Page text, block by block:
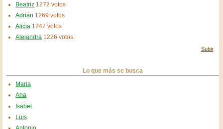
Beatriz 1272 votos
Adrián 1269 votos
Alicia 1247 votos
Alejandra 1226 votos
Subir
Lo que más se busca
Maria
Ana
Isabel
Luis